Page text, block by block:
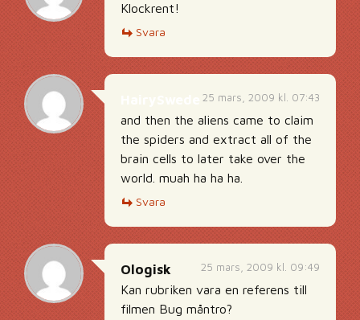
Klockrent!
Svara
25 mars, 2009 kl. 07:43
and then the aliens came to claim
the spiders and extract all of the
brain cells to later take over the
world. muah ha ha ha.
Svara
25 mars, 2009 kl. 09:49
Ologisk
Kan rubriken vara en referens till
filmen Bug måntro?